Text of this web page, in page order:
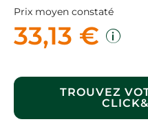
Prix moyen constaté
33,13 €
TROUVEZ